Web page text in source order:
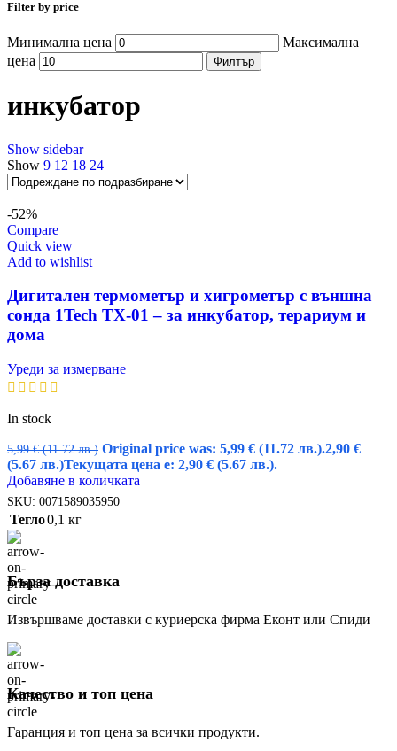
Filter by price
Минимална цена
Максимална
цена
Филтър
инкубатор
Show sidebar
Show 9 12 18 24
-52%
Compare
Quick view
Add to wishlist
Дигитален термометър и хигрометър с външна
сонда 1Tech TX-01 – за инкубатор, терариум и
дома
Уреди за измерване
In stock
5,99€ (11.72 лв.) Original price was: 5,99 € (11.72 лв.).2,90 €
(5.67 лв.)Текущата цена е: 2,90 € (5.67 лв.).
Добавяне в количката
SKU: 0071589035950
Тегло0,1 кг
Бърза доставка
Извършваме доставки с куриерска фирма Еконт или Спиди
Качество и топ цена
Гаранция и топ цена за всички продукти.